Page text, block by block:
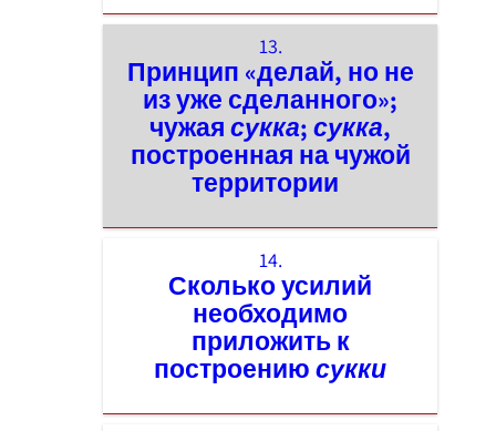
13.
Принцип «делай, но не
из уже сделанного»;
чужая сукка; сукка,
построенная на чужой
территории
14.
Сколько усилий
необходимо
приложить к
построению сукки